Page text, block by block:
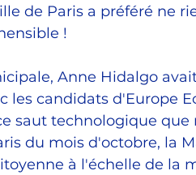
de Paris a préféré ne
!
Anne Hidalgo
les candidats d'Europe
saut technologique que
du mois d'octobre, la
à l'échelle de la